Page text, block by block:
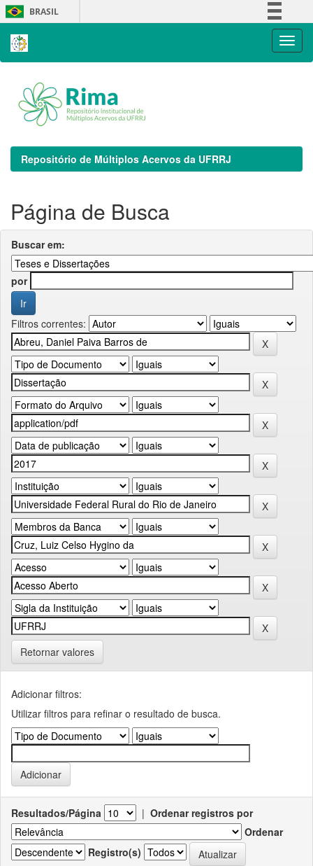
Skip
navigation
BRASIL
Repositório de Múltiplos Acervos da UFRRJ
Página de Busca
Buscar em:
por
Filtros correntes:
Retornar valores
Adicionar filtros:
Utilizar filtros para refinar o resultado de busca.
Resultados/Página | Ordenar registros por
Ordenar
Registro(s)